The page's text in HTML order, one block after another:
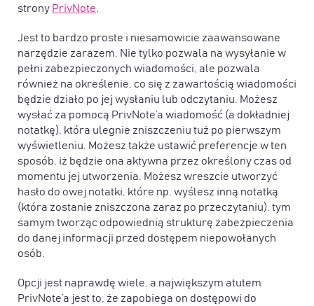
strony PrivNote.
Jest to bardzo proste i niesamowicie zaawansowane
narzędzie zarazem. Nie tylko pozwala na wysyłanie w
pełni zabezpieczonych wiadomości, ale pozwala
również na określenie, co się z zawartością wiadomości
będzie działo po jej wysłaniu lub odczytaniu. Możesz
wysłać za pomocą PrivNote’a wiadomość (a dokładniej
notatkę), która ulegnie zniszczeniu tuż po pierwszym
wyświetleniu. Możesz także ustawić preferencje w ten
sposób, iż będzie ona aktywna przez określony czas od
momentu jej utworzenia. Możesz wreszcie utworzyć
hasło do owej notatki, które np. wyślesz inną notatką
(która zostanie zniszczona zaraz po przeczytaniu), tym
samym tworząc odpowiednią strukturę zabezpieczenia
do danej informacji przed dostępem niepowołanych
osób.
Opcji jest naprawdę wiele, a największym atutem
PrivNote’a jest to, że zapobiega on dostępowi do